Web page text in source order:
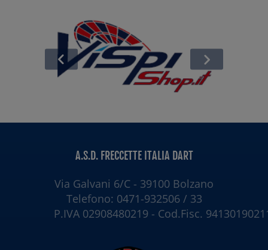
A.S.D. FRECCETTE ITALIA DART
Via Galvani 6/C - 39100 Bolzano
Telefono: 0471-932506 / 33
P.IVA 02908480219 - Cod.Fisc.